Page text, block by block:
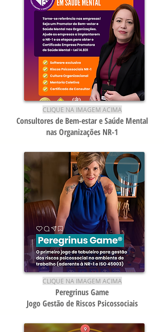
CLIQUE NA IMAGEM ACIMA
Consultores de Bem-estar e Saúde Mental
nas Organizações NR-1
CLIQUE NA IMAGEM ACIMA
Peregrinus Game
Jogo Gestão de Riscos Psicossociais